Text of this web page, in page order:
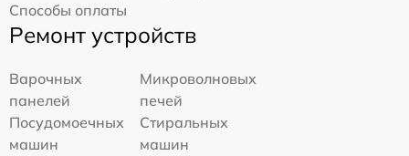
Способы оплаты
Ремонт устройств
Варочных
панелей
Микроволновых
печей
Посудомоечных
машин
Стиральных
машин